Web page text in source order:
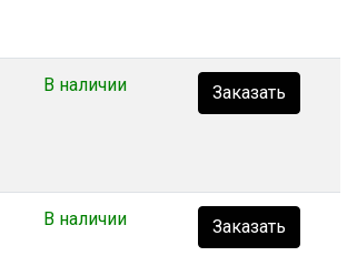
В наличии Заказать
В наличии Заказать